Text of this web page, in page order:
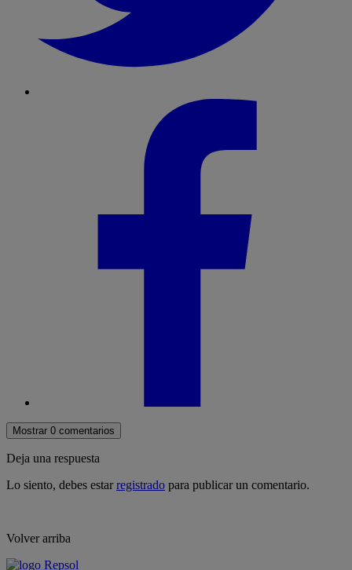
Mostrar 0 comentarios
Deja una respuesta
Lo siento, debes estarregistrado para publicar un comentario.
Volver arriba